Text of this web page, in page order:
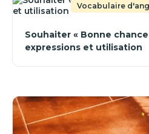
Vocabulaire
Souhaiter « Bonne
expressions et utilisation